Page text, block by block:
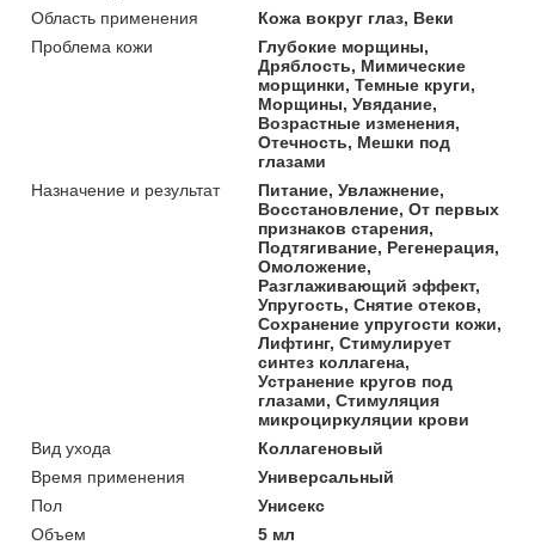
Область применения
Кожа вокруг глаз, Веки
Проблема кожи
Глубокие морщины,
Дряблость, Мимические
морщинки, Темные круги,
Морщины, Увядание,
Возрастные изменения,
Отечность, Мешки под
глазами
Назначение и результат
Питание, Увлажнение,
Восстановление, От первых
признаков старения,
Подтягивание, Регенерация,
Омоложение,
Разглаживающий эффект,
Упругость, Снятие отеков,
Сохранение упругости кожи,
Лифтинг, Стимулирует
синтез коллагена,
Устранение кругов под
глазами, Стимуляция
микроциркуляции крови
Вид ухода
Коллагеновый
Время применения
Универсальный
Пол
Унисекс
Объем
5 мл